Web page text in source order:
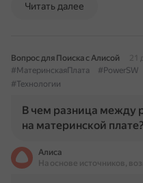
Читать далее
Вопрос для Поиска с Алисой
21
#МатеринскаяПлата
#PowerSW
#Технологии
В чем разница между
на материнской плате?
Алиса
На основе источников,